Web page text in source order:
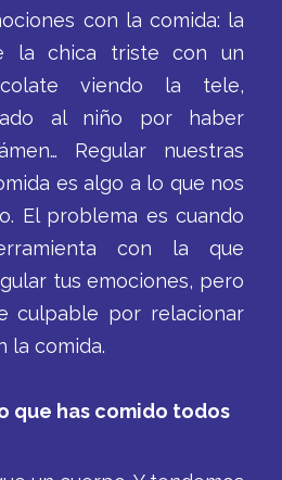
con la comida: la
la chica triste con un
viendo la tele,
al niño por haber
Regular nuestras
es algo a lo que nos
El problema es cuando
con la que
tus emociones, pero
culpable por relacionar
la comida.
que has comido todos